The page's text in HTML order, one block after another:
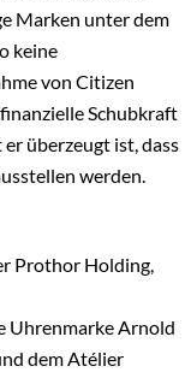
Marken unter dem
keine
von Citizen
Schubkraft
überzeugt ist, dass
werden.
Prothor Holding,
Uhrenmarke Arnold
dem Atélier